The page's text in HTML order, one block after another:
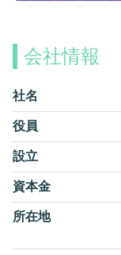
会社情報
社名
役員
設立
資本金
所在地